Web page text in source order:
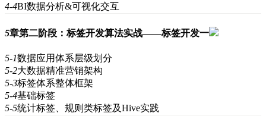
4-4BI数据分析&可视化交互
5章第二阶段：标签开发算法实战——标签开发一
5-1数据应用体系层级划分
5-2大数据精准营销架构
5-3标签体系整体框架
5-4基础标签
5-5统计标签、规则类标签及Hive实践